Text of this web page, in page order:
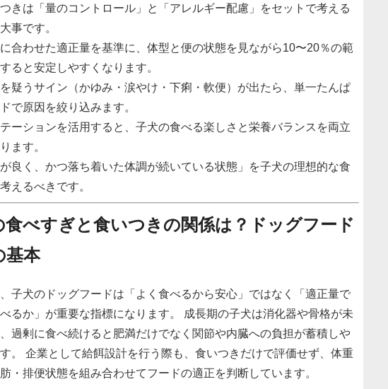
きは「量のコントロール」と「アレルギー配慮」をセットで考える
事です。
合わせた適正量を基準に、体型と便の状態を見ながら10〜20％の範
ると安定しやすくなります。
疑うサイン（かゆみ・涙やけ・下痢・軟便）が出たら、単一たんぱ
で原因を絞り込みます。
ーションを活用すると、子犬の食べる楽しさと栄養バランスを両立
ます。
が良く、かつ落ち着いた体調が続いている状態」を子犬の理想的な食
えるべきです。
食べすぎと食いつきの関係は？ドッグフード
基本
子犬のドッグフードは「よく食べるから安心」ではなく「適正量で
るか」が重要な指標になります。 成長期の子犬は消化器や骨格が未
過剰に食べ続けると肥満だけでなく関節や内臓への負担が蓄積しや
。 企業として給餌設計を行う際も、食いつきだけで評価せず、体重
・排便状態を組み合わせてフードの適正を判断しています。